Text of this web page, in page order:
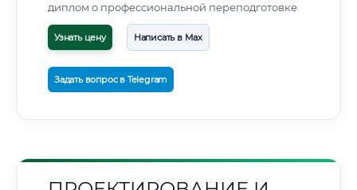
диплом о профессиональной переподготовке
Узнать цену Написать в Max
Задать вопрос в Telegram